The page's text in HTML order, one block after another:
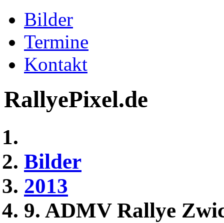
Bilder
Termine
Kontakt
RallyePixel.de
Bilder
2013
9. ADMV Rallye